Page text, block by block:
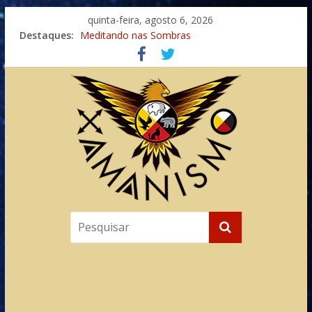
quinta-feira, agosto 6, 2026
Destaques: Meditando nas Sombras
Autosuficiência: A Jornada do Espírito Ancestral
Xamanismo Universal
Totens – Caminho Espiritual – Crescimento
Imaginação na Cura